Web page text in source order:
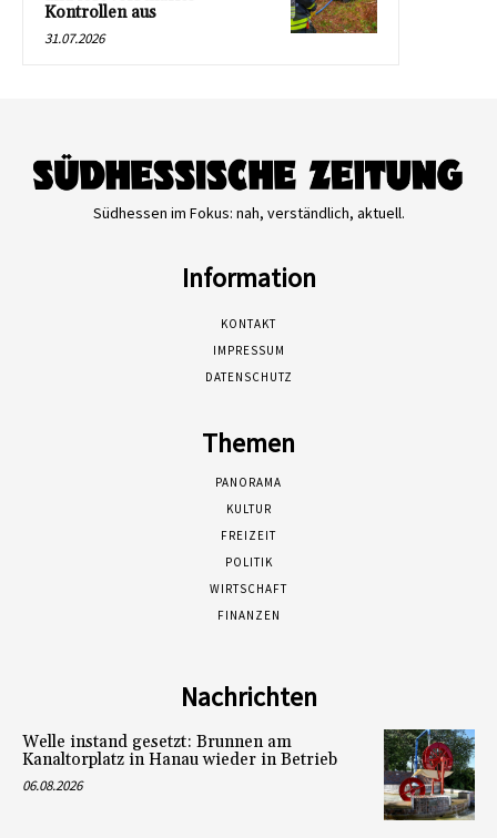
Kontrollen aus
31.07.2026
Südhessen im Fokus: nah, verständlich, aktuell.
Information
KONTAKT
IMPRESSUM
DATENSCHUTZ
Themen
PANORAMA
KULTUR
FREIZEIT
POLITIK
WIRTSCHAFT
FINANZEN
Nachrichten
Welle instand gesetzt: Brunnen am
Kanaltorplatz in Hanau wieder in Betrieb
06.08.2026